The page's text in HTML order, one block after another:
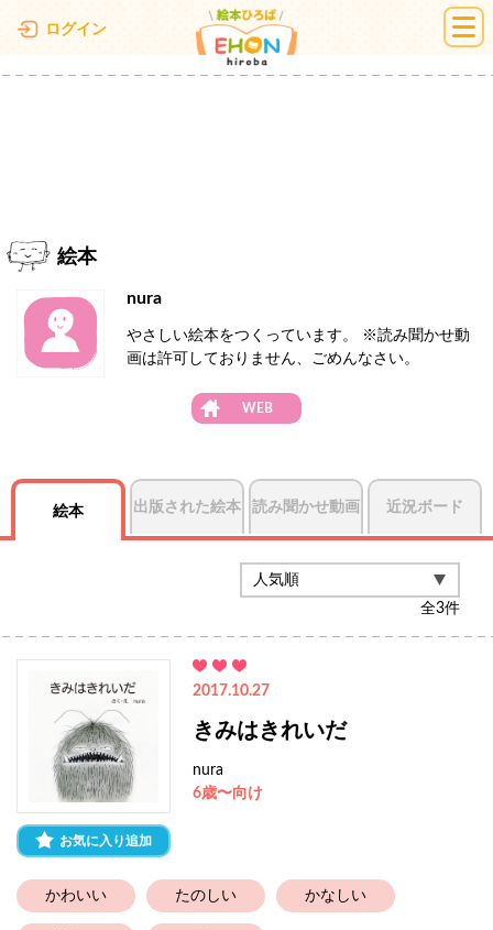
ログイン 絵本ひろば
絵本
nura
やさしい絵本をつくっています。 ※読み聞かせ動
画は許可しておりません、ごめんなさい。
WEB
絵本 出版された絵本 読み聞かせ動画 近況ボード
全3件
お気に入り追加
2017.10.27
きみはきれいだ
nura
6歳〜向け
かわいい たのしい かなしい